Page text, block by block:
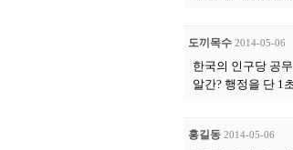
도끼목수 2014-05-06
한국의 인구당 공
알간? 행정을 단 1
홍길동 2014-05-06